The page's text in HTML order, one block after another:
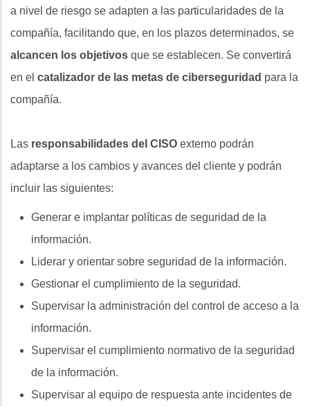
a nivel de riesgo se adapten a las particularidades de la
compañía, facilitando que, en los plazos determinados, se
alcancen los objetivos que se establecen. Se convertirá
en el catalizador de las metas de ciberseguridad para la
compañía.
Las responsabilidades del CISO externo podrán
adaptarse a los cambios y avances del cliente y podrán
incluir las siguientes:
Generar e implantar políticas de seguridad de la
información.
Liderar y orientar sobre seguridad de la información.
Gestionar el cumplimiento de la seguridad.
Supervisar la administración del control de acceso a la
información.
Supervisar el cumplimiento normativo de la seguridad
de la información.
Supervisar al equipo de respuesta ante incidentes de